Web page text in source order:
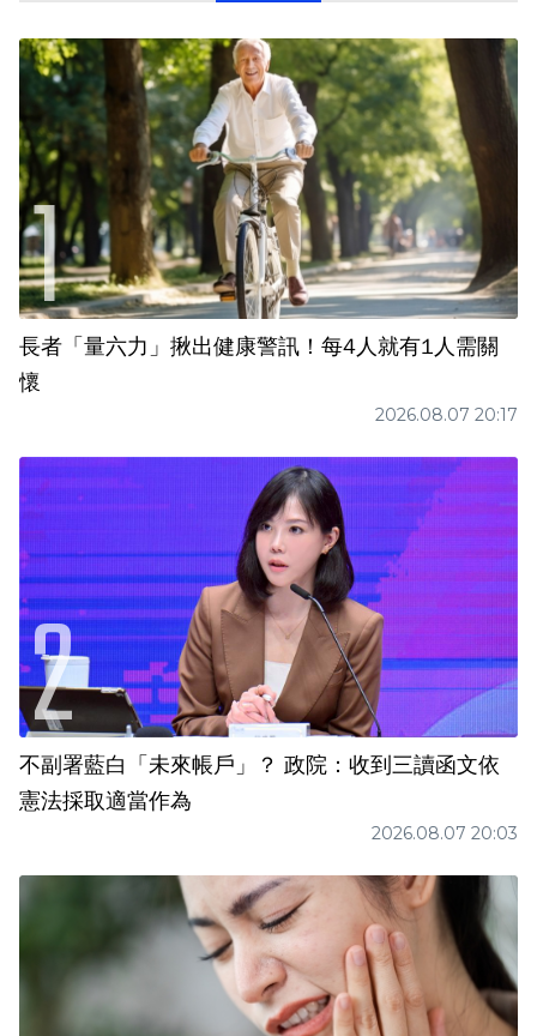
長者「量六力」揪出健康警訊！每4人就有1人需關
懷
2026.08.07 20:17
不副署藍白「未來帳戶」？ 政院：收到三讀函文依
憲法採取適當作為
2026.08.07 20:03